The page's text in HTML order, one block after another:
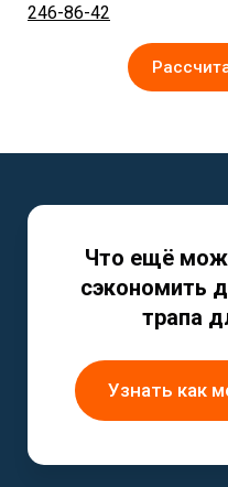
246-86-42
Что ещё
сэкономить
трапа
Узнать как